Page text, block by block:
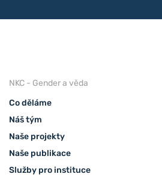
NKC - Gender a věda
Co děláme
Náš tým
Naše projekty
Naše publikace
Služby pro instituce